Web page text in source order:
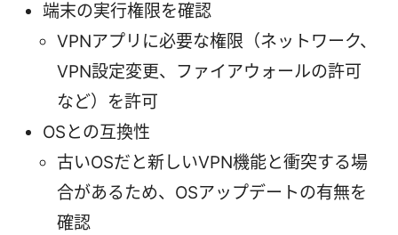
端末の実行権限を確認
VPNアプリに必要な権限（ネットワーク、
VPN設定変更、ファイアウォールの許可
など）を許可
OSとの互換性
古いOSだと新しいVPN機能と衝突する場
合があるため、OSアップデートの有無を
確認